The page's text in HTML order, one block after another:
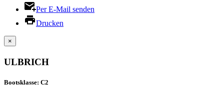
Per E-Mail senden
Drucken
×
ULBRICH
Bootsklasse: C2